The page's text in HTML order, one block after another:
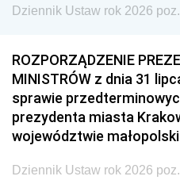
Dziennik Ustaw rok 2026 poz.
ROZPORZĄDZENIE
MINISTRÓW z dnia 31
sprawie
prezydenta miasta
województwie
Dziennik Ustaw rok 2026